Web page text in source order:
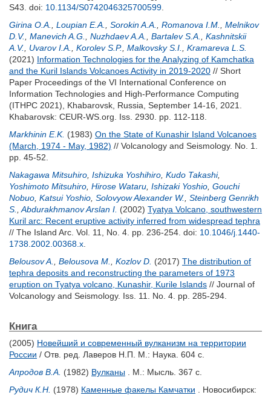
S43. doi: 10.1134/S0742046325700599
Girina O.A.
Loupian E.A. Sorokin A.A. Romanova I.M.
Melnikov
D.V. Manevich A.G. Nuzhdaev A.A. Bartalev S.A.
Kashnitskii
A.V.
Uvarov I.A. Korolev S.P. Malkovsky S.I.
Kramareva L.S.
(2021) Information Technologies for the Analyzing of Kamchatka
and the Kuril Islands Volcanoes Activity in 2019-2020 // Short
Paper Proceedings of the VI International Conference on
Information Technologies and High-Performance Computing
(ITHPC 2021), Khabarovsk, Russia, September 14-16, 2021.
Khabarovsk: CEUR-WS.org. Iss. 2930. pp. 112-118.
Markhinin E.K. (1983) On the State of Kunashir Island Volcanoes
(March, 1974 - May, 1982) // Volcanology and Seismology. No. 1.
pp. 45-52.
Nakagawa Mitsuhiro Ishizuka Yoshihiro Kudo Takashi,
Yoshimoto Mitsuhiro Hirose Wataru Ishizaki Yoshio Gouchi
Nobuo Katsui Yoshio Solovyow Alexander W. Steinberg Genrikh
S.
Abdurakhmanov Arslan I. (2002) Tyatya Volcano, southwestern
Kuril arc: Recent eruptive activity inferred from widespread tephra
// The Island Arc. Vol. 11, No. 4. pp. 236-254. doi: 10.1046/j.1440-
1738.2002.00368.x
Belousov A.
Belousova M. Kozlov D. (2017) The distribution of
tephra deposits and reconstructing the parameters of 1973
eruption on Tyatya volcano, Kunashir, Kurile Islands // Journal of
Volcanology and Seismology. Iss. 11. No. 4. pp. 285-294.
Книга
(2005) Новейший и современный вулканизм на территории
России / Отв. ред. Лаверов Н.П.
М.: Наука. 604 с.
Апродов В.А. (1982) Вулканы . М.: Мысль. 367 с.
Рудич К.Н. (1978) Каменные факелы Камчатки . Новосибирск: